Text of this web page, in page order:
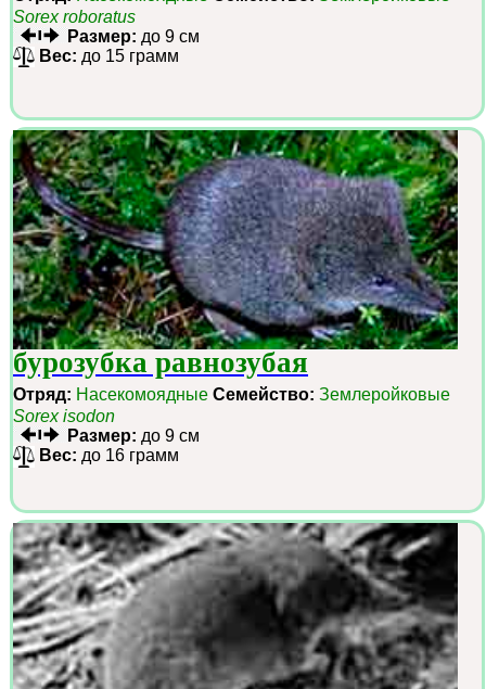
Sorex roboratus
Размер: до 9 см
Вес: до 15 грамм
бурозубка равнозубая
Отряд: Насекомоядные Семейство: Землеройковые
Sorex isodon
Размер: до 9 см
Вес: до 16 грамм